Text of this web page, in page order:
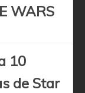
WARS
10
de Star